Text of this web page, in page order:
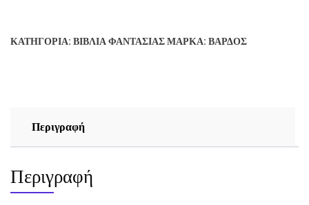
-
ΚΑΤΗΓΟΡΊΑ: ΒΙΒΛΊΑ ΦΑΝΤΑΣΊΑΣΜΆΡΚΑ: ΒΆΡΔΟΣ
Περιγραφή
Περιγραφή